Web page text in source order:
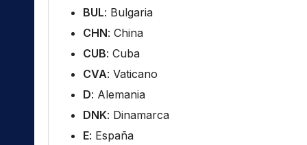
BUL: Bulgaria
CHN: China
CUB: Cuba
CVA: Vaticano
D: Alemania
DNK: Dinamarca
E: España